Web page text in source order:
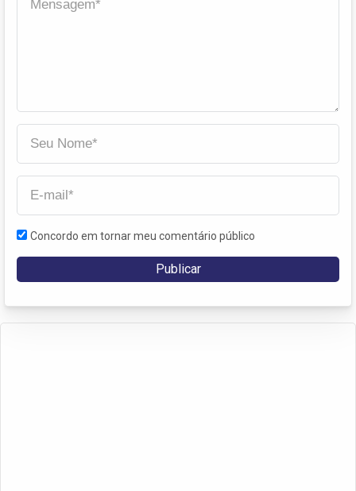
Concordo em tornar meu comentário público